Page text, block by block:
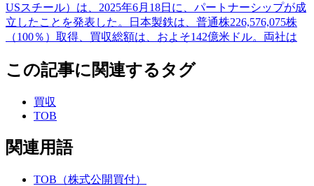
USスチール）は、2025年6月18日に、パートナーシップが成
立したことを発表した。日本製鉄は、普通株226,576,075株
（100％）取得、買収総額は、およそ142億米ドル。両社は
この記事に関連するタグ
買収
TOB
関連用語
TOB（株式公開買付）